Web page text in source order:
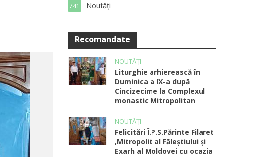
Noutăți
741
Recomandate
NOUTĂȚI
Liturghie arhierească în
Duminica a IX-a după
Cincizecime la Complexul
monastic Mitropolitan
NOUTĂȚI
Felicitări Î.P.S.Părinte Filaret
,Mitropolit al Făleștiului și
Exarh al Moldovei cu ocazia